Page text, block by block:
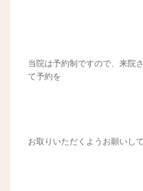
当院は予約制ですので、来院
て予約を
お取りいただくようお願いし